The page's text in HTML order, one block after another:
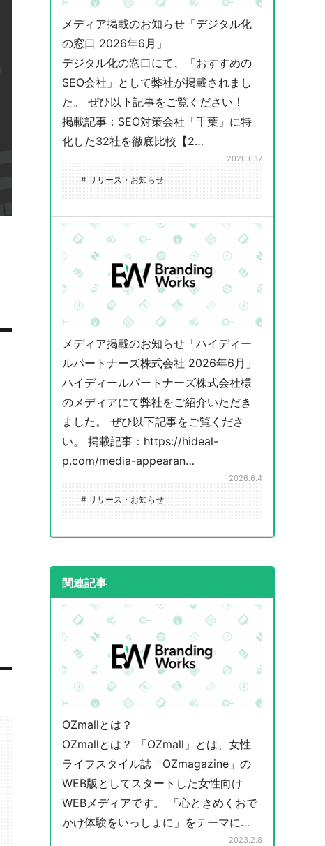
メディア掲載のお知らせ「デジタル化
の窓口 2026年6月」
デジタル化の窓口にて、「おすすめの
SEO会社」として弊社が掲載されまし
た。 ぜひ以下記事をご覧ください！
掲載記事：SEO対策会社「千葉」に特
化した32社を徹底比較【2…
2026.6.17
# リリース・お知らせ
メディア掲載のお知らせ「ハイディー
ルパートナーズ株式会社 2026年6月」
ハイディールパートナーズ株式会社様
のメディアにて弊社をご紹介いただき
ました。 ぜひ以下記事をご覧くださ
い。 掲載記事：https://hideal-
p.com/media-appearan…
2026.6.4
# リリース・お知らせ
関連記事
OZmallとは？
OZmallとは？ 「OZmall」とは、女性
ライフスタイル誌「OZmagazine」の
WEB版としてスタートした女性向け
WEBメディアです。 「心ときめくおで
かけ体験をいっしょに」をテーマに…
2023.2.8